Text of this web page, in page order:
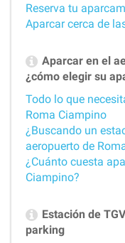
Reserva tu
Aparcar cerca de
Aparcar en el
¿cómo elegir su
Todo lo que
Roma Ciampino
¿Buscando un
aeropuerto de
¿Cuánto cuesta
Ciampino?
Estación de
parking